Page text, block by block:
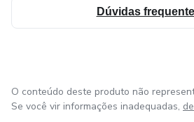
Dúvidas
O conteúdo deste produto não
Se você vir informações inadequadas,